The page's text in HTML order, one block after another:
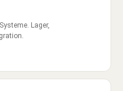
Lager,